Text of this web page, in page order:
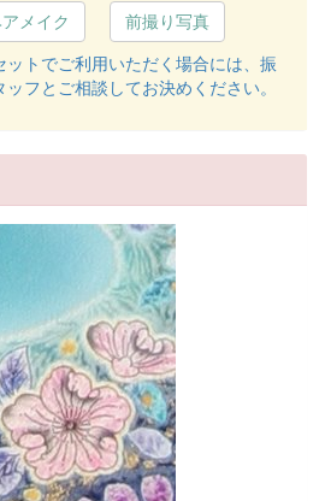
メイク 前撮り写真
トでご利用いただく場合には、振
フとご相談してお決めください。